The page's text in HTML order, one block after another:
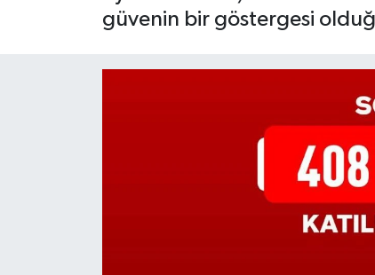
güvenin bir göstergesi